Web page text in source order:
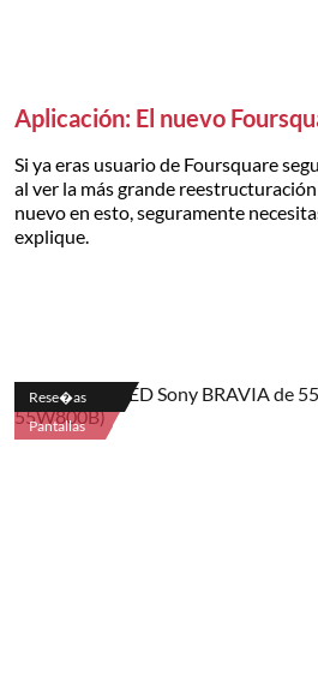
Aplicación: El nuevo
Si ya eras usuario de Foursquare
al ver la más grande
nuevo en esto, seguramente
explique.
Rese�as
Pantallas